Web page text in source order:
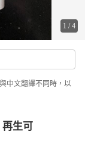
1 /4
中文翻譯不同時，以
再生可